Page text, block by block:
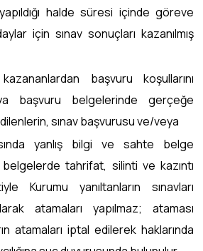
halde süresi içinde göreve
için sınav sonuçları kazanılmış
kazananlardan başvuru koşullarını
başvuru belgelerinde gerçeğe
sınav başvurusu ve/veya
yanlış bilgi ve sahte belge
tahrifat, silinti ve kazıntı
Kurumu yanıltanların sınavları
atamaları yapılmaz; ataması
atamaları iptal edilerek haklarında